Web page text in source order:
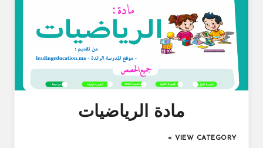
مادة الرياضيات
VIEW CATEGORY »